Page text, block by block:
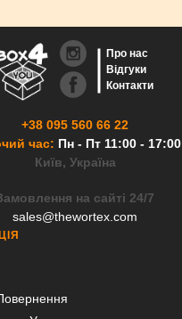
+38 095 560 66 22
час: Пн - Пт 11:00 - 17:00
Київ, Україна
на сайті 24/7
sales@thewortex.com
Про нас
Відгуки
Контакти